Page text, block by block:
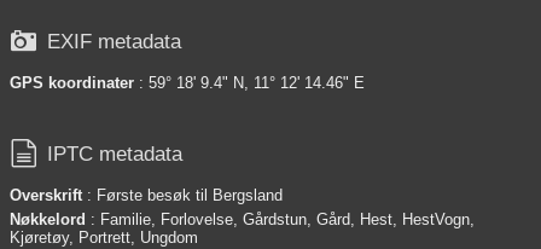
 EXIF metadata
GPS koordinater : 59° 18' 9.4" N, 11° 12' 14.46" E
 IPTC metadata
Overskrift: Første besøk til Bergsland
Nøkkelord : Familie, Forlovelse, Gårdstun, Gård, Hest, HestVogn,
Kjøretøy, Portrett, Ungdom